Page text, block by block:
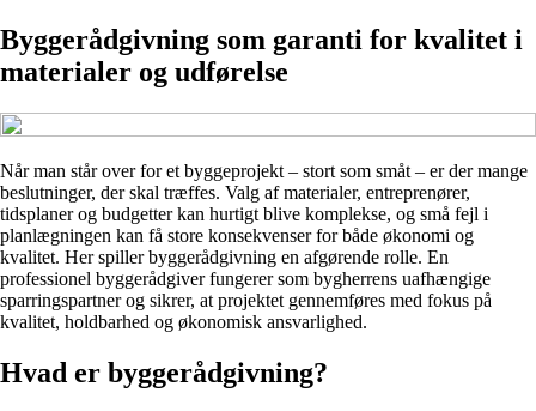
Byggerådgivning som garanti for kvalitet i
materialer og udførelse
Når man står over for et byggeprojekt – stort som småt – er der mange
beslutninger, der skal træffes. Valg af materialer, entreprenører,
tidsplaner og budgetter kan hurtigt blive komplekse, og små fejl i
planlægningen kan få store konsekvenser for både økonomi og
kvalitet. Her spiller byggerådgivning en afgørende rolle. En
professionel byggerådgiver fungerer som bygherrens uafhængige
sparringspartner og sikrer, at projektet gennemføres med fokus på
kvalitet, holdbarhed og økonomisk ansvarlighed.
Hvad er byggerådgivning?